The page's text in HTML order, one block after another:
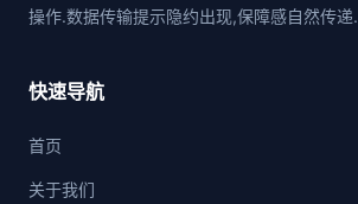
操作.数据传输提示隐约出现,保障感自然传递.
快速导航
首页
关于我们